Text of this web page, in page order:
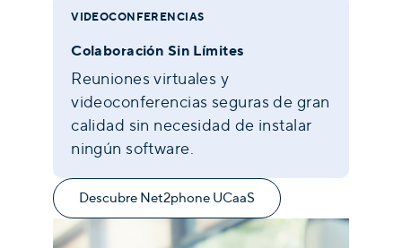
VIDEOCONFERENCIAS
Colaboración Sin Límites
Reuniones virtuales y
videoconferencias seguras de gran
calidad sin necesidad de instalar
ningún software.
Descubre Net2phone UCaaS